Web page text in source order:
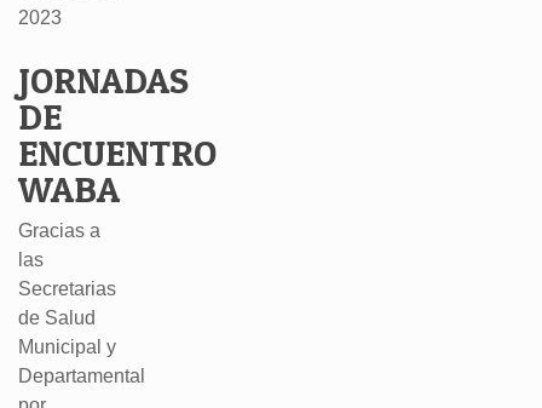
2023
JORNADAS
DE
ENCUENTRO
WABA
Gracias a
las
Secretarias
de Salud
Municipal y
Departamental